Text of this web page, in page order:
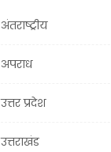
अंतराष्ट्रीय
अपराध
उत्तर प्रदेश
उत्तराखंड